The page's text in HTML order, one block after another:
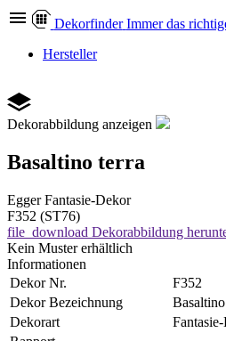
Dekorfinder Immer das
Hersteller
Dekorabbildung anzeigen
Basaltino terra
Egger Fantasie-Dekor
F352 (ST76)
file_download Dekorabbildung
Kein Muster erhältlich
Informationen
Dekor Nr.
F352
Dekor Bezeichnung
Dekorart